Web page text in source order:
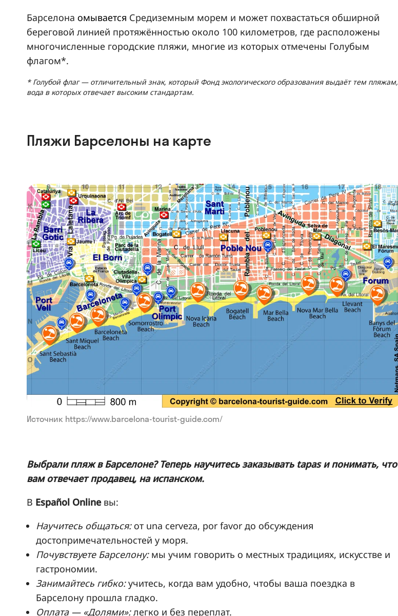
Барселона омывается Средиземным морем и может похвастаться обширной
береговой линией протяжённостью около 100 километров, где расположены
многочисленные городские пляжи, многие из которых отмечены Голубым
флагом*.
* Голубой флаг — отличительный знак, который Фонд экологического образования выдаёт тем пляжам,
вода в которых отвечает высоким стандартам.
Пляжи Барселоны на карте
Источник https://www.barcelona-tourist-guide.com/
Выбрали пляж в Барселоне? Теперь научитесь заказывать tapas и понимать, что
вам отвечает продавец, на испанском.
В Español Online вы:
Научитесь общаться:от una cerveza, por favor до обсуждения
достопримечательностей у моря.
Почувствуете Барселону: мы учим говорить о местных традициях, искусстве и
гастрономии.
Занимайтесь гибко:учитесь, когда вам удобно, чтобы ваша поездка в
Барселону прошла гладко.
Оплата — «Долями»:легко и без переплат.